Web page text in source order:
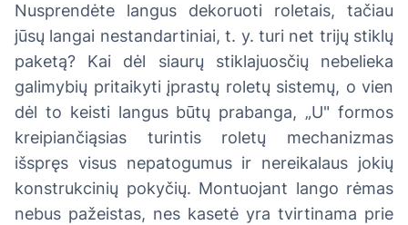
Nusprendėte langus dekoruoti roletais, tačiau
jūsų langai nestandartiniai, t. y. turi net trijų stiklų
paketą? Kai dėl siaurų stiklajuosčių nebelieka
galimybių pritaikyti įprastų roletų sistemų, o vien
dėl to keisti langus būtų prabanga, „U" formos
kreipiančiąsias turintis roletų mechanizmas
išspręs visus nepatogumus ir nereikalaus jokių
konstrukcinių pokyčių. Montuojant lango rėmas
nebus pažeistas, nes kasetė yra tvirtinama prie